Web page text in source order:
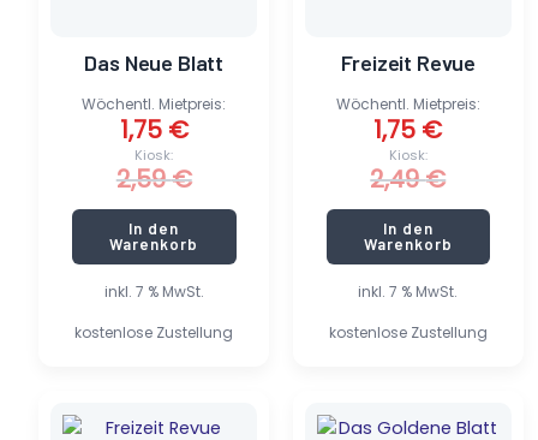
inkl. 7 % MwSt.
kostenlose Zustellung
Das Neue Blatt
Kiosk:
2,59€
Wöchentl. Mietpreis:
1,75 €
In den
Warenkorb
inkl. 7 % MwSt.
kostenlose Zustellung
Freizeit Revue
Kiosk:
2,49€
Wöchentl. Mietpreis:
1,75 €
In den
Warenkorb
Preis
Preis
Preis
Preis